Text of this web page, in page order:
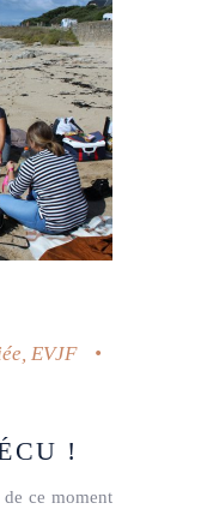
, EVJF
!
ce moment